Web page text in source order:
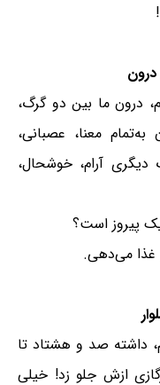
درون ما بین دو گرگ،
معنا، عصبانی،
آرام، خوشحال،
پیروز است؟
غذا می‌دهی.
داشته صد و هشتاد تا
ازش جلو زد! خیلی